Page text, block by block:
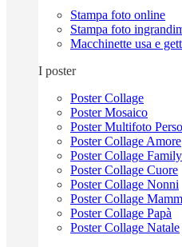
Stampa foto online
Stampa foto
Macchinette usa e
I poster
Poster Collage
Poster Mosaico
Poster Multifoto
Poster Collage Amore
Poster Collage Family
Poster Collage Cuore
Poster Collage Nonni
Poster Collage
Poster Collage Papà
Poster Collage Natale